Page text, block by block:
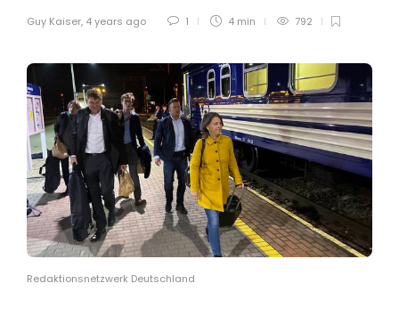
Guy Kaiser, 4 years ago 1 4 min 792
Redaktionsnetzwerk Deutschland